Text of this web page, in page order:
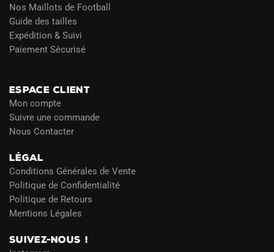
Nos Maillots de Football
Guide des tailles
Expédition & Suivi
Paiement Sécurisé
ESPACE CLIENT
Mon compte
Suivre une commande
Nous Contacter
LÉGAL
Conditions Générales de Vente
Politique de Confidentialité
Politique de Retours
Mentions Légales
SUIVEZ-NOUS !